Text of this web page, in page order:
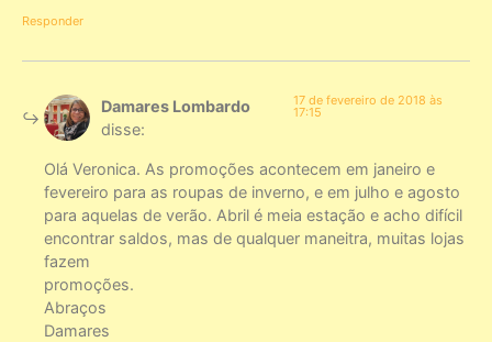
Responder
Damares Lombardo
disse:
17 de fevereiro de 2018 às
17:15
Olá Veronica. As promoções acontecem em janeiro e
fevereiro para as roupas de inverno, e em julho e agosto
para aquelas de verão. Abril é meia estação e acho difícil
encontrar saldos, mas de qualquer maneitra, muitas lojas
fazem
promoções.
Abraços
Damares